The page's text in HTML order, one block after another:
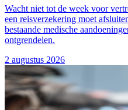
Wacht niet tot de week voor
een reisverzekering moet
bestaande medische
ontgrendelen.
2 augustus 2026